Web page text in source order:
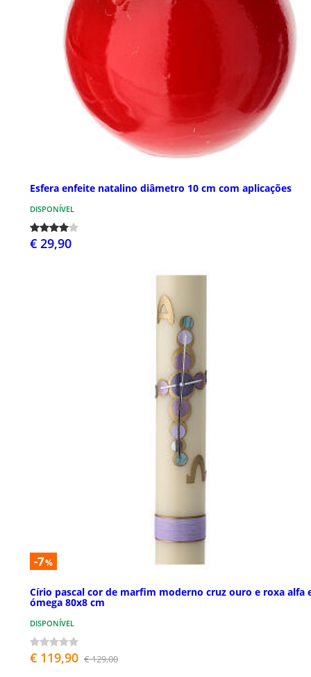
Esfera enfeite natalino diâmetro 10 cm com aplicações
DISPONÍVEL
€ 29,90
-7%
Círio pascal cor de marfim moderno cruz ouro e roxa alfa
ómega 80x8 cm
DISPONÍVEL
€ 119,90 € 129,00